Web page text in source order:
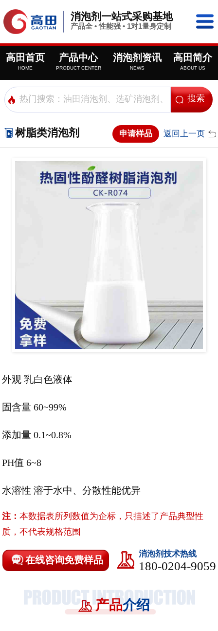
消泡剂一站式采购基地
产品全 • 性能强 • 1对1量身定制
高田首页
HOME
产品中心
PRODUCT CENTER
消泡剂资讯
NEWS
高田简介
ABOUT US
树脂类消泡剂 申请样品 返回上一页
外观 乳白色液体
固含量 60~99%
添加量 0.1~0.8%
PH值 6~8
水溶性 溶于水中、分散性能优异
注：本数据表所列数值为企标，只描述了产品典型性
质，不代表规格范围
在线咨询免费样品
消泡剂技术热线
180-0204-9059
产品介绍